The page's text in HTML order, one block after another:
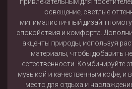
освещение, светлые
минималистичный дизайн
спокойствия и комфорта.
акценты природы, используя
материалы, чтобы добавить
естественности. Комбинируйте
музыкой и качественным кофе, и
место для отдыха и